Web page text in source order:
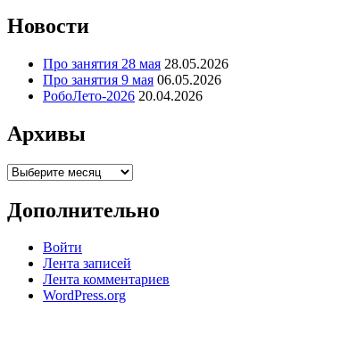
Новости
Про занятия 28 мая 28.05.2026
Про занятия 9 мая 06.05.2026
РобоЛето-2026 20.04.2026
Архивы
Архивы
Дополнительно
Войти
Лента записей
Лента комментариев
WordPress.org